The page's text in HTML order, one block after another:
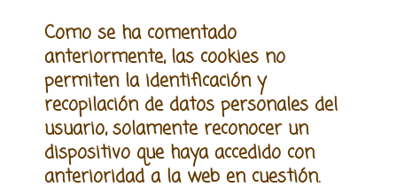
Como se ha comentado
anteriormente, las cookies no
permiten la identificación y
recopilación de datos personales del
usuario, solamente reconocer un
dispositivo que haya accedido con
anterioridad a la web en cuestión.